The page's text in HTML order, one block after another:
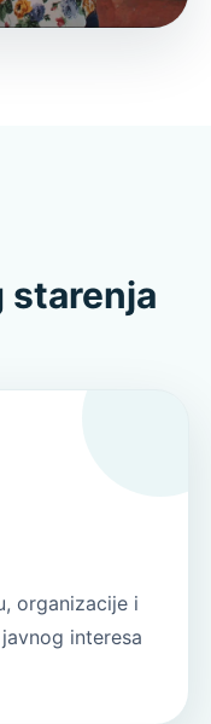
starenja
organizacije i
interesa